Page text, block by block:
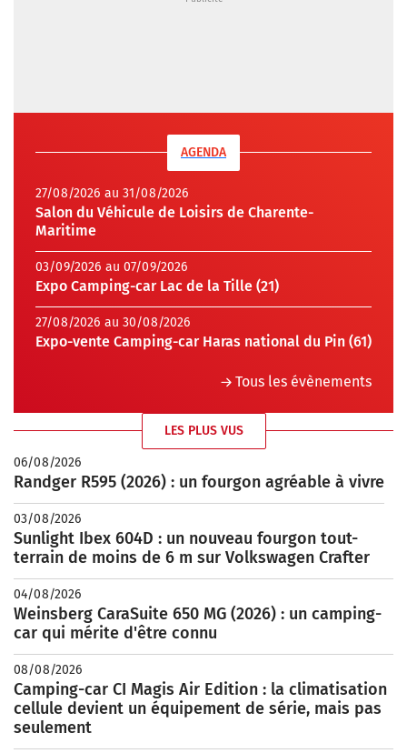
AGENDA
27/08/2026 au 31/08/2026
Salon du Véhicule de Loisirs de Charente-
Maritime
03/09/2026 au 07/09/2026
Expo Camping-car Lac de la Tille (21)
27/08/2026 au 30/08/2026
Expo-vente Camping-car Haras national du Pin (61)
Tous les évènements
LES PLUS VUS
06/08/2026
Randger R595 (2026) : un fourgon agréable à vivre
03/08/2026
Sunlight Ibex 604D : un nouveau fourgon tout-
terrain de moins de 6 m sur Volkswagen Crafter
04/08/2026
Weinsberg CaraSuite 650 MG (2026) : un camping-
car qui mérite d'être connu
08/08/2026
Camping-car CI Magis Air Edition : la climatisation
cellule devient un équipement de série, mais pas
seulement